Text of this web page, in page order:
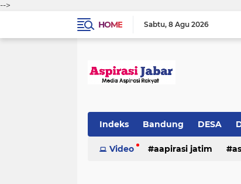
-->
HOME
Sabtu 8 Agu 2026
Indeks Bandung DESA
Video aapirasi jatim